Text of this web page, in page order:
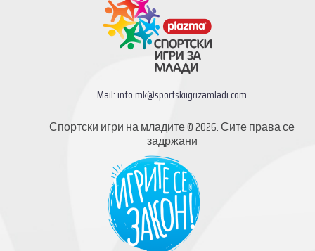
Mail:info.mk@sportskiigrizamladi.com
Спортски игри на младите © 2026. Сите права се
задржани